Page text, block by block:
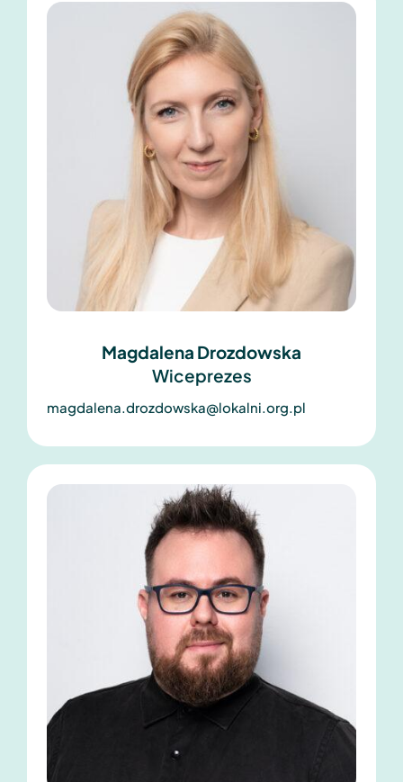
Magdalena Drozdowska
Wiceprezes
magdalena.drozdowska@lokalni.org.pl